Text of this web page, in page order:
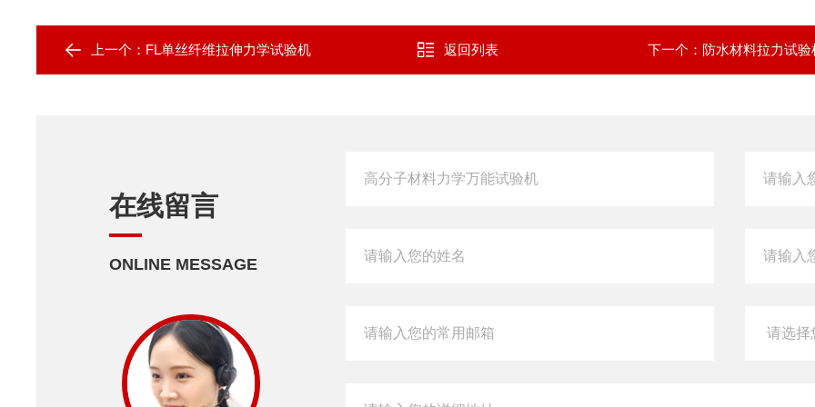
上一个： FL单丝纤维拉伸力学试验机 返回列表 下一个： 防水材料拉力试验
在线留言
ONLINE MESSAGE